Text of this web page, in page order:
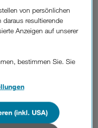
- Ein
von persönlichen
resultierende
Anzeigen auf unserer
bestimmen Sie. Sie
werden auch Cookies
Daten in Ländern
(inkl. USA)